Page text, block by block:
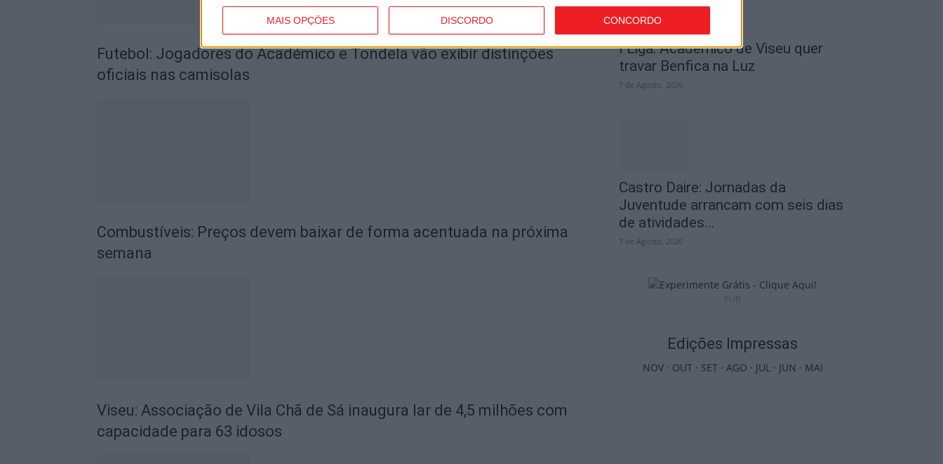
MAIS OPÇÕES DISCORDO CONCORDO
Futebol: Jogadores do Académico e Tondela vão exibir distinções
oficiais nas camisolas
Combustíveis: Preços devem baixar de forma acentuada na próxima
semana
Viseu: Associação de Vila Chã de Sá inaugura lar de 4,5 milhões com
capacidade para 63 idosos
I Liga: Académico de Viseu quer
travar Benfica na Luz
7 de Agosto, 2026
Castro Daire: Jornadas da
Juventude arrancam com seis dias
de atividades...
7 de Agosto, 2026
Edições Impressas
NOV· OUT· SET· AGO · JUL· JUN · MAI